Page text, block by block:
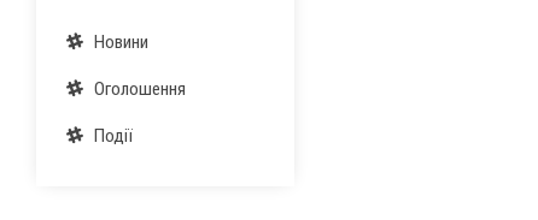
Новини
Оголошення
Події